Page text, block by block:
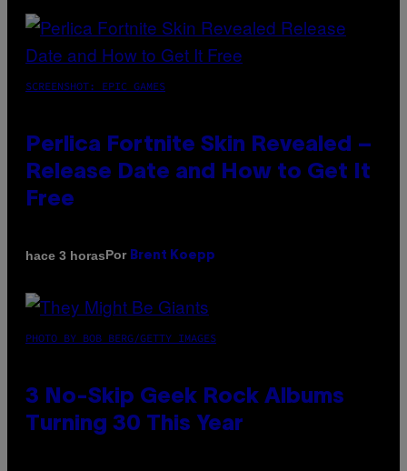
SCREENSHOT: EPIC GAMES
Perlica Fortnite Skin Revealed –
Release Date and How to Get It
Free
hace 3 horasPor Brent Koepp
PHOTO BY BOB BERG/GETTY IMAGES
3 No-Skip Geek Rock Albums
Turning 30 This Year